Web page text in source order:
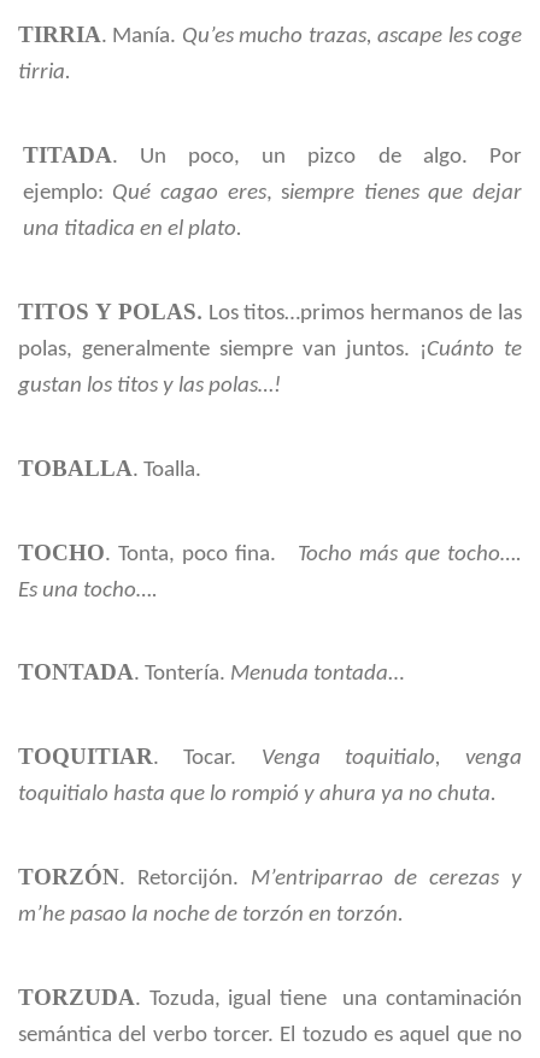
TIRRIA. Manía. Qu’es mucho trazas, ascape les coge
tirria.
TITADA. Un poco, un pizco de algo. Por
ejemplo: Qué cagao eres, siempre tienes que dejar
una titadica en el plato.
TITOS Y POLAS. Los titos…primos hermanos de las
polas, generalmente siempre van juntos. ¡Cuánto te
gustan los titos y las polas…!
TOBALLA. Toalla.
TOCHO. Tonta, poco fina. Tocho más que tocho….
Es una tocho….
TONTADA. Tontería. Menuda tontada…
TOQUITIAR. Tocar. Venga toquitialo, venga
toquitialo hasta que lo rompió y ahura ya no chuta.
TORZÓN. Retorcijón. M’entriparrao de cerezas y
m’he pasao la noche de torzón en torzón.
TORZUDA. Tozuda, igual tiene una contaminación
semántica del verbo torcer. El tozudo es aquel que no